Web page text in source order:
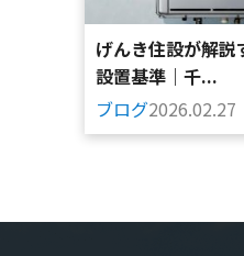
げんき住設が解説
設置基準｜千...
ブログ2026.02.27